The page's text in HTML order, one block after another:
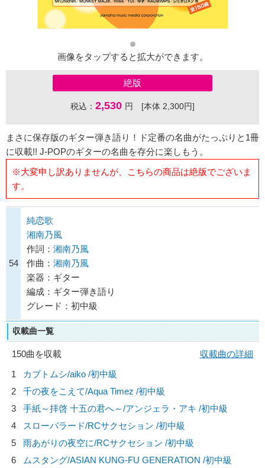
画像をタップすると拡大ができます。
絶版
税込： 2,530 円 [本体 2,300円]
まさに保存版のギター弾き語り！ド定番の名曲がたっぷりと1冊
に収載!! J-POPのギターの名曲を存分に楽しもう。
※大変申し訳ありませんが、こちらの商品は絶版でございま
す。
54
純恋歌
湘南乃風
作詞： 湘南乃風
作曲： 湘南乃風
楽器：ギター
編成：ギター弾き語り
グレード：初中級
収載曲一覧
150曲を収載
収載曲の詳細
1
カブトムシ/aiko /初中級
2
千の夜をこえて/Aqua Timez /初中級
3
手紙～拝啓 十五の君へ～/アンジェラ・アキ /初中級
4
スローバラード/RCサクセション /初中級
5
雨あがりの夜空に/RCサクセション /初中級
6
ムスタング/ASIAN KUNG-FU GENERATION /初中級